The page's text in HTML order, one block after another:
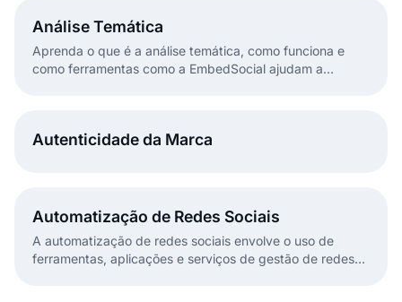
Análise Temática
Aprenda o que é a análise temática, como funciona e
como ferramentas como a EmbedSocial ajudam a
Autenticidade da Marca
Automatização de Redes Sociais
A automatização de redes sociais envolve o uso de
ferramentas, aplicações e serviços de gestão de redes